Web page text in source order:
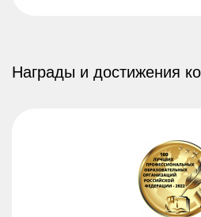
Награды и достижения